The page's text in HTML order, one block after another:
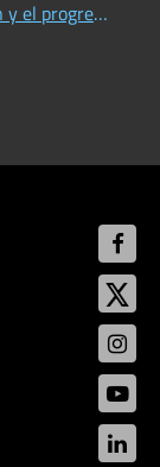
el progreso